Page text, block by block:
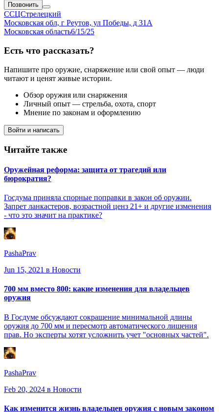
Позвонить
ССЦСтрелецкий
Московская обл, г Реутов, ул Победы, д 31А
Московская область6/15/25
Есть что рассказать?
Напишите про оружие, снаряжение или свой опыт — люди
читают и ценят живые истории.
Обзор оружия или снаряжения
Личный опыт — стрельба, охота, спорт
Мнение по законам и оформлению
Войти и написать
Читайте также
Оружейная реформа: защита от трагедий или
бюрократия?
Госдума приняла спорные поправки в закон об оружии.
Запрет ланкастеров, возрастной ценз 21+ и другие изменения
- что это значит на практике?
PashaPrav
Jun 15, 2021 в Новости
700 мм вместо 800: какие изменения для владельцев
оружия
В Госдуме обсуждают сокращение минимальной длины
оружия до 700 мм и пересмотр автоматического лишения
прав. Но эксперты хотят усложнить учет "основных частей".
PashaPrav
Feb 20, 2024 в Новости
Как изменится жизнь владельцев оружия с новым законом